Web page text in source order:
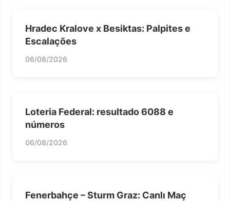
Hradec Kralove x Besiktas: Palpites e
Escalações
06/08/2026
Loteria Federal: resultado 6088 e
números
06/08/2026
Fenerbahçe – Sturm Graz: Canlı Maç